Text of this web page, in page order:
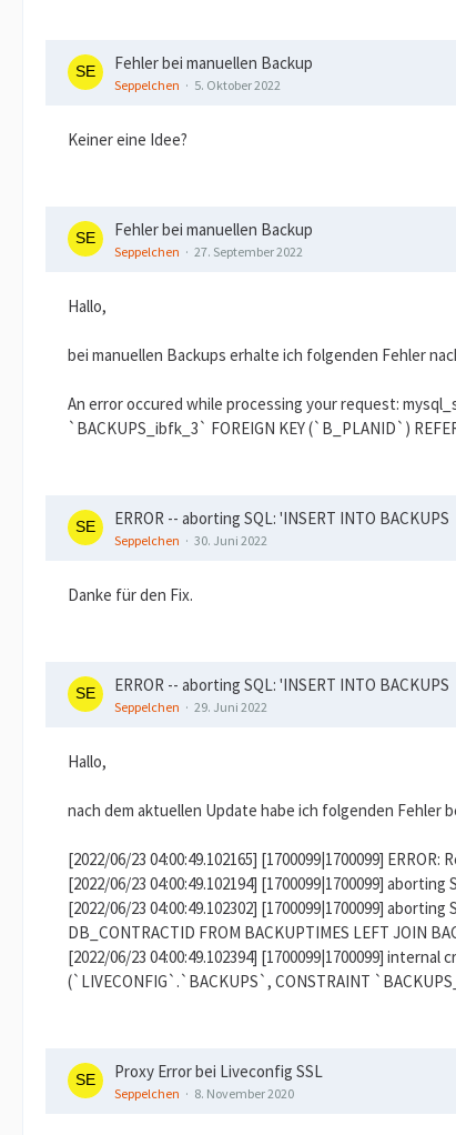
Fehler bei manuellen Backup
Seppelchen 5. Oktober 2022
Keiner eine Idee?
Fehler bei manuellen Backup
Seppelchen 27. September 2022
Hallo,
bei manuellen Backups erhalte ich folgenden Fehler
An error occured while processing your request:
`BACKUPS_ibfk_3` FOREIGN KEY (`B_PLANID`)
ERROR -- aborting SQL: 'INSERT INTO BACKUPS
Seppelchen 30. Juni 2022
Danke für den Fix.
ERROR -- aborting SQL: 'INSERT INTO BACKUPS
Seppelchen 29. Juni 2022
Hallo,
nach dem aktuellen Update habe ich folgenden Fehler
[2022/06/23 04:00:49.102165] [1700099|1700099]
[2022/06/23 04:00:49.102194] [1700099|1700099]
[2022/06/23 04:00:49.102302] [1700099|1700099]
DB_CONTRACTID FROM BACKUPTIMES LEFT JOIN
[2022/06/23 04:00:49.102394] [1700099|1700099]
(`LIVECONFIG`.`BACKUPS`, CONSTRAINT
Proxy Error bei Liveconfig SSL
Seppelchen 8. November 2020